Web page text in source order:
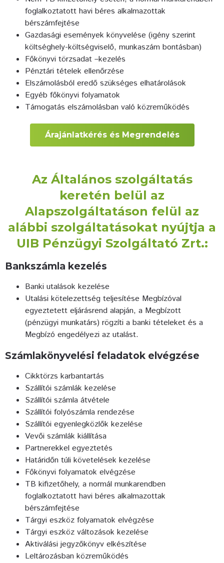
foglalkoztatott havi béres alkalmazottak
bérszámfejtése
Gazdasági események könyvelése (igény szerint
költséghely-költségviselő, munkaszám bontásban)
Főkönyvi törzsadat –kezelés
Pénztári tételek ellenőrzése
Elszámolásból eredő szükséges elhatárolások
Egyéb főkönyvi folyamatok
Támogatás elszámolásban való közreműködés
Árajánlatkérés és Megrendelés
Az Általános szolgáltatás
keretén belül az
Alapszolgáltatáson felül az
alábbi szolgáltatásokat nyújtja a
UIB Pénzügyi Szolgáltató Zrt.:
Bankszámla kezelés
Banki utalások kezelése
Utalási kötelezettség teljesítése Megbízóval
egyeztetett eljárásrend alapján, a Megbízott
(pénzügyi munkatárs) rögzíti a banki tételeket és a
Megbízó engedélyezi az utalást.
Számlakönyvelési feladatok elvégzése
Cikktörzs karbantartás
Szállítói számlák kezelése
Szállítói számla átvétele
Szállítói folyószámla rendezése
Szállítói egyenlegközlők kezelése
Vevői számlák kiállítása
Partnerekkel egyeztetés
Határidőn túli követelések kezelése
Főkönyvi folyamatok elvégzése
TB kifizetőhely, a normál munkarendben
foglalkoztatott havi béres alkalmazottak
bérszámfejtése
Tárgyi eszköz folyamatok elvégzése
Tárgyi eszköz változások kezelése
Aktiválási jegyzőkönyv elkészítése
Leltározásban közreműködés